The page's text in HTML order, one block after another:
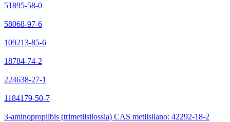
51895-58-0
58068-97-6
109213-85-6
18784-74-2
224638-27-1
1184179-50-7
3-aminopropilbis (trimetilsilossia) CAS metilsilano: 42292-18-2